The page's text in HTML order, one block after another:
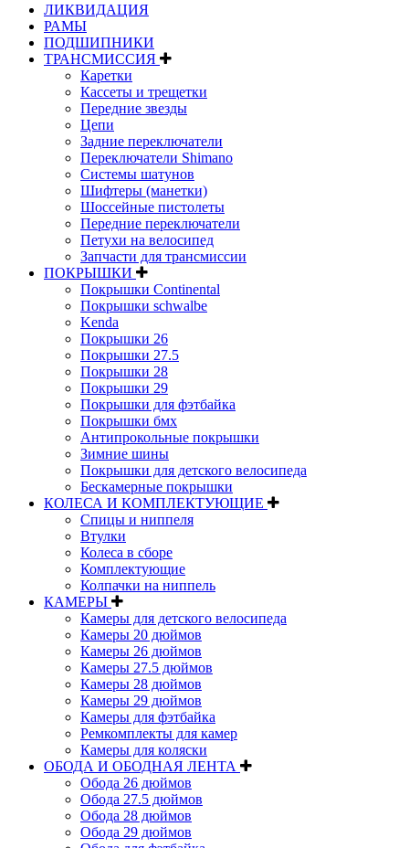
ЛИКВИДАЦИЯ
РАМЫ
ПОДШИПНИКИ
ТРАНСМИССИЯ
Каретки
Кассеты и трещетки
Передние звезды
Цепи
Задние переключатели
Переключатели Shimano
Системы шатунов
Шифтеры (манетки)
Шоссейные пистолеты
Передние переключатели
Петухи на велосипед
Запчасти для трансмиссии
ПОКРЫШКИ
Покрышки Continental
Покрышки schwalbe
Kenda
Покрышки 26
Покрышки 27.5
Покрышки 28
Покрышки 29
Покрышки для фэтбайка
Покрышки бмх
Антипрокольные покрышки
Зимние шины
Покрышки для детского велосипеда
Бескамерные покрышки
КОЛЕСА И КОМПЛЕКТУЮЩИЕ
Спицы и ниппеля
Втулки
Колеса в сборе
Комплектующие
Колпачки на ниппель
КАМЕРЫ
Камеры для детского велосипеда
Камеры 20 дюймов
Камеры 26 дюймов
Камеры 27.5 дюймов
Камеры 28 дюймов
Камеры 29 дюймов
Камеры для фэтбайка
Ремкомплекты для камер
Камеры для коляски
ОБОДА И ОБОДНАЯ ЛЕНТА
Обода 26 дюймов
Обода 27.5 дюймов
Обода 28 дюймов
Обода 29 дюймов